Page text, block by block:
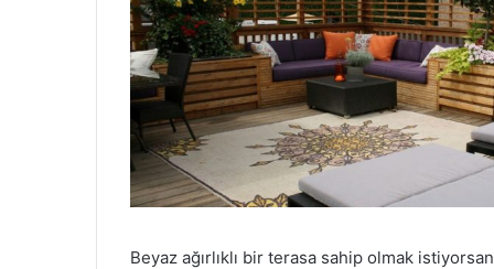
Beyaz ağırlıklı bir terasa sahip olmak